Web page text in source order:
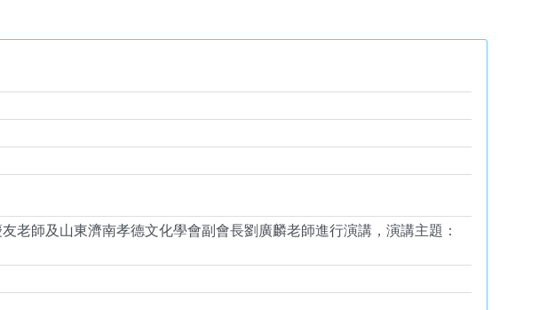
老師及山東濟南孝德文化學會副會長劉廣麟老師進行演講，演講主題：